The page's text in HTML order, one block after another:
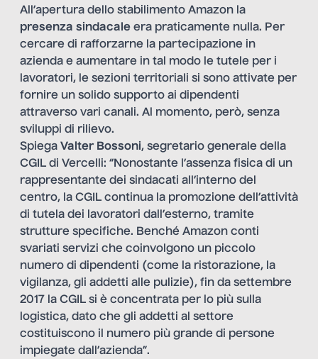
All’apertura dello stabilimento Amazon la
presenza sindacale era praticamente nulla. Per
cercare di rafforzarne la partecipazione in
azienda e aumentare in tal modo le tutele per i
lavoratori, le sezioni territoriali si sono attivate per
fornire un solido supporto ai dipendenti
attraverso vari canali. Al momento, però, senza
sviluppi di rilievo.
Spiega Valter Bossoni, segretario generale della
CGIL di Vercelli: “Nonostante l’assenza fisica di un
rappresentante dei sindacati all’interno del
centro, la CGIL continua la promozione dell’attività
di tutela dei lavoratori dall’esterno, tramite
strutture specifiche. Benché Amazon conti
svariati servizi che coinvolgono un piccolo
numero di dipendenti (come la ristorazione, la
vigilanza, gli addetti alle pulizie), fin da settembre
2017 la CGIL si è concentrata per lo più sulla
logistica, dato che gli addetti al settore
costituiscono il numero più grande di persone
impiegate dall’azienda”.